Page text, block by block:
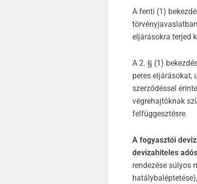
A fenti (1)
eljárásokra terjed
A 2. § (1)
peres eljárásokat,
szerződéssel
végrehajtóknak
felfüggesztésre.
A fogyasztói
devizahiteles
rendezése súlyos